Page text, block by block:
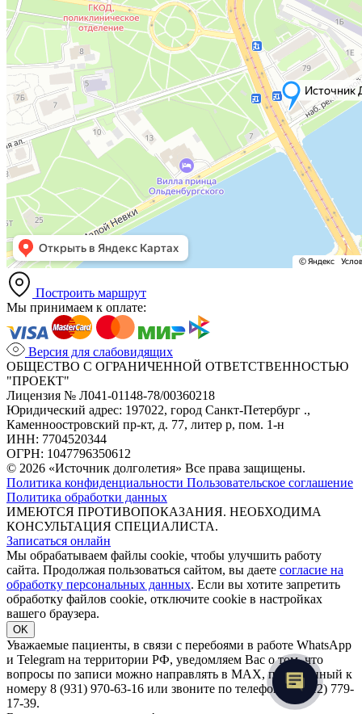
Построить маршрут
Мы принимаем к оплате:
Версия для слабовидящих
ОБЩЕСТВО С ОГРАНИЧЕННОЙ ОТВЕТСТВЕННОСТЬЮ
"ПРОЕКТ"
Лицензия № Л041-01148-78/00360218
Юридический адрес: 197022, город Санкт-Петербург .,
Каменноостровский пр-кт, д. 77, литер р, пом. 1-н
ИНН: 7704520344
ОГРН: 1047796350612
© 2026 «Источник долголетия» Все права защищены.
Политика конфиденциальности Пользовательское соглашение
Политика обработки данных
ИМЕЮТСЯ ПРОТИВОПОКАЗАНИЯ. НЕОБХОДИМА
КОНСУЛЬТАЦИЯ СПЕЦИАЛИСТА.
Записаться онлайн
Мы обрабатываем файлы cookie, чтобы улучшить работу
сайта. Продолжая пользоваться сайтом, вы даете согласие на
обработку персональных данных. Если вы хотите запретить
обработку файлов cookie, отключите cookie в настройках
вашего браузера.
OK
Уважаемые пациенты, в связи с перебоями в работе WhatsApp
и Telegram на территории РФ, уведомляем Вас о том, что
вопросы по записи можно направлять в MAX, привязанный к
номеру 8 (931) 970-63-16 или звоните по телефону 8 (812) 779-
17-39.